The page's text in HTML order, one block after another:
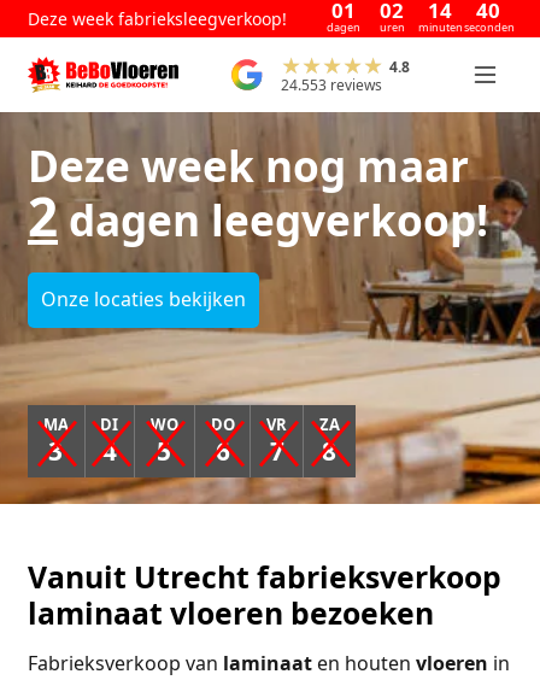
Deze week fabrieksleegverkoop! 01
dagen
02
uren
14
minuten
39
seconden
4.8
24.553 reviews
Deze week nog maar
2dagen leegverkoop!
Onze locaties bekijken
MA
3
DI
4
WO
5
DO
6
VR
7
ZA
8
Vanuit Utrecht fabrieksverkoop
laminaat vloeren bezoeken
Fabrieksverkoop van laminaaten houten vloeren in